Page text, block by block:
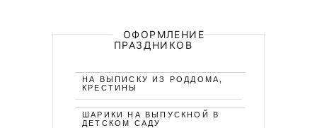
ОФОРМЛЕНИЕ
ПРАЗДНИКОВ
НА ВЫПИСКУ ИЗ РОДДОМА,
КРЕСТИНЫ
ШАРИКИ НА ВЫПУСКНОЙ В
ДЕТСКОМ САДУ